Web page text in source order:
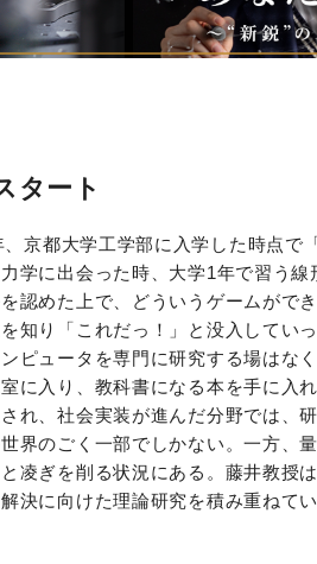
タート
京都大学工学部に入学した時点で
学に出会った時、大学1年で習う
認めた上で、どういうゲームがで
知り「これだっ！」と没入していっ
ピュータを専門に研究する場はな
に入り、教科書になる本を手に入
れ、社会実装が進んだ分野では、
界のごく一部でしかない。一方、
凌ぎを削る状況にある。藤井教授
決に向けた理論研究を積み重ねてい